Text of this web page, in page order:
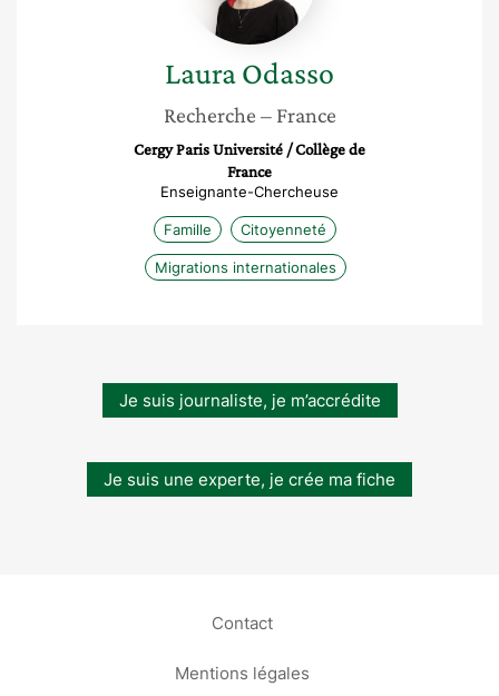
LauraOdasso
Recherche – France
Cergy Paris Université / Collège de
France
Enseignante-Chercheuse
Famille Citoyenneté
Migrations internationales
Je suis journaliste, je m’accrédite
Je suis une experte, je crée ma fiche
Contact
Mentions légales